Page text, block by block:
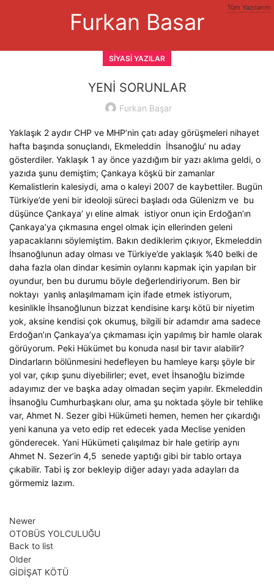
Tüm Yazılarım
Furkan Basar
SIYASI YAZILAR
YENİ SORUNLAR
Furkan Başar
Yaklaşık 2 aydır CHP ve MHP’nin çatı aday görüşmeleri nihayet
hafta başında sonuçlandı, Ekmeleddin İhsanoğlu’ nu aday
gösterdiler. Yaklaşık 1 ay önce yazdığım bir yazı aklıma geldi, o
yazıda şunu demiştim; Çankaya köşkü bir zamanlar
Kemalistlerin kalesiydi, ama o kaleyi 2007 de kaybettiler. Bugün
Türkiye’de yeni bir ideoloji süreci başladı oda Gülenizm ve bu
düşünce Çankaya’ yı eline almak istiyor onun için Erdoğan’ın
Çankaya’ya çıkmasına engel olmak için ellerinden geleni
yapacaklarını söylemiştim. Bakın dediklerim çıkıyor, Ekmeleddin
İhsanoğlunun aday olması ve Türkiye’de yaklaşık %40 belki de
daha fazla olan dindar kesimin oylarını kapmak için yapılan bir
oyundur, ben bu durumu böyle değerlendiriyorum. Ben bir
noktayı yanlış anlaşılmamam için ifade etmek istiyorum,
kesinlikle İhsanoğlunun bizzat kendisine karşı kötü bir niyetim
yok, aksine kendisi çok okumuş, bilgili bir adamdır ama sadece
Erdoğan’ın Çankaya’ya çıkmaması için yapılmış bir hamle olarak
görüyorum. Peki Hükümet bu konuda nasıl bir tavır alabilir?
Dindarların bölünmesini hedefleyen bu hamleye karşı şöyle bir
yol var, çıkıp şunu diyebilirler; evet, evet İhsanoğlu bizimde
adayımız der ve başka aday olmadan seçim yapılır. Ekmeleddin
İhsanoğlu Cumhurbaşkanı olur, ama şu noktada şöyle bir tehlike
var, Ahmet N. Sezer gibi Hükümeti hemen, hemen her çıkardığı
yeni kanuna ya veto edip ret edecek yada Meclise yeniden
gönderecek. Yani Hükümeti çalışılmaz bir hale getirip aynı
Ahmet N. Sezer’in 4,5 senede yaptığı gibi bir tablo ortaya
çıkabilir. Tabi iş zor bekleyip diğer adayı yada adayları da
görmemiz lazım.
Newer
OTOBÜS YOLCULUĞU
Back to list
Older
GİDİŞAT KÖTÜ